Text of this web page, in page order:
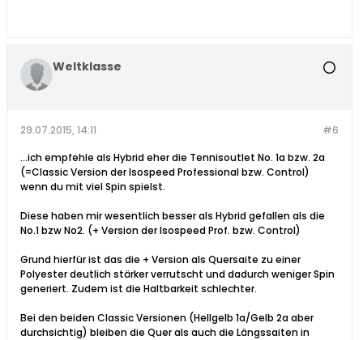
Weltklasse
#6
29.07.2015, 14:11
...ich empfehle als Hybrid eher die Tennisoutlet No. 1a bzw. 2a
(=Classic Version der Isospeed Professional bzw. Control)
wenn du mit viel Spin spielst.
Diese haben mir wesentlich besser als Hybrid gefallen als die
No.1 bzw No2. (+ Version der Isospeed Prof. bzw. Control)
Grund hierfür ist das die + Version als Quersaite zu einer
Polyester deutlich stärker verrutscht und dadurch weniger Spin
generiert. Zudem ist die Haltbarkeit schlechter.
Bei den beiden Classic Versionen (Hellgelb 1a/Gelb 2a aber
durchsichtig) bleiben die Quer als auch die Längssaiten in